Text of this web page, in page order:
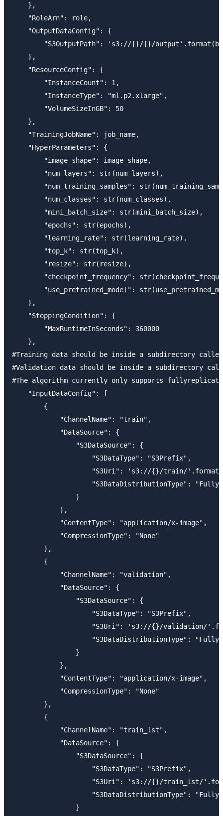
    },
    "RoleArn": role,
    "OutputDataConfig": {
"S3OutputPath": 's3://{}/{}/
    },
    "ResourceConfig": {
        "InstanceCount": 1,
        "InstanceType": "ml.p2.xlarge",
        "VolumeSizeInGB": 50
    },
    "TrainingJobName": job_name,
    "HyperParameters": {
        "image_shape": image_shape,
        "num_layers": str(num_layers),
"num_training_samples":
        "num_classes": str(num_classes),
        "mini_batch_size": str(mini_batch_size),
        "epochs": str(epochs),
        "learning_rate": str(learning_rate),
        "top_k": str(top_k),
        "resize": str(resize),
"checkpoint_frequency":
"use_pretrained_model":
    },
    "StoppingCondition": {
        "MaxRuntimeInSeconds": 360000
    },
#Training data should be inside a subdirectory
#Validation data should be inside a subdirectory
#The algorithm currently only supports
    "InputDataConfig": [
        {
            "ChannelName": "train",
            "DataSource": {
                "S3DataSource": {
                    "S3DataType": "S3Prefix",
"S3Uri": 's3://{}/train/
"S3DataDistributionType":
                }
            },
            "ContentType": "application/x-image",
            "CompressionType": "None"
        },
        {
            "ChannelName": "validation",
            "DataSource": {
                "S3DataSource": {
                    "S3DataType": "S3Prefix",
"S3Uri": 's3://{}/validation/
"S3DataDistributionType":
                }
            },
            "ContentType": "application/x-image",
            "CompressionType": "None"
        },
        {
            "ChannelName": "train_lst",
            "DataSource": {
                "S3DataSource": {
                    "S3DataType": "S3Prefix",
"S3Uri": 's3://{}/train_lst/
"S3DataDistributionType":
                }